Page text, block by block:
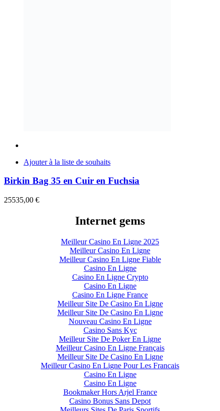
Ajouter à la liste de souhaits
Birkin Bag 35 en Cuir en Fuchsia
25535,00 €
Internet gems
Meilleur Casino En Ligne 2025
Meilleur Casino En Ligne
Meilleur Casino En Ligne Fiable
Casino En Ligne
Casino En Ligne Crypto
Casino En Ligne
Casino En Ligne France
Meilleur Site De Casino En Ligne
Meilleur Site De Casino En Ligne
Nouveau Casino En Ligne
Casino Sans Kyc
Meilleur Site De Poker En Ligne
Meilleur Casino En Ligne Français
Meilleur Site De Casino En Ligne
Meilleur Casino En Ligne Pour Les Francais
Casino En Ligne
Casino En Ligne
Bookmaker Hors Arjel France
Casino Bonus Sans Depot